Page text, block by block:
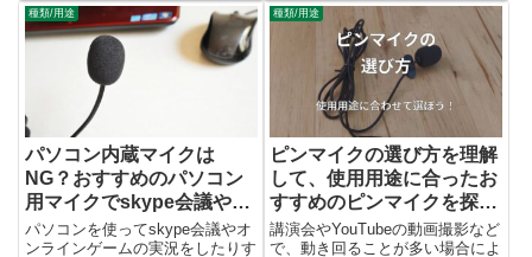
を想像する人が多いかもしれませ
ん。 しかしマイクの種類によっ
ては、歌手がステージで歌うとき
以外にも、様々な種類のマイクが
はパソコン、カメラ、マイクが必
要になります。 ウェブマイクと
は、これら動画配信を行う際に...
種類/用途
パソコン内蔵マイクは
NG？おすすめのパソコン
用マイクでskype会議やゲ
ーム実況を快適に！
パソコンを使ってskype会議やオ
ンラインゲームの実況をしたりす
種類/用途
ピンマイクの選び方を理解
して、使用用途に合ったお
すすめのピンマイクを探そ
う！
講演会やYouTubeの動画撮影など
で、動き回ることが多い場合によ